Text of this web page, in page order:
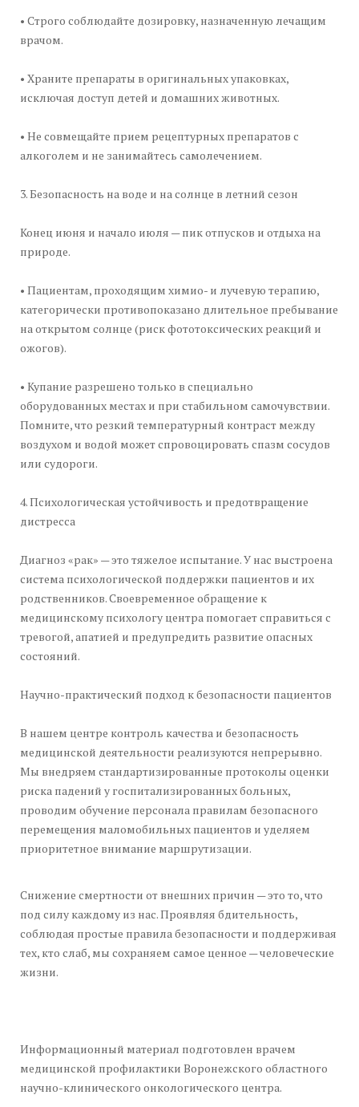
• Строго соблюдайте дозировку, назначенную лечащим
врачом.
• Храните препараты в оригинальных упаковках,
исключая доступ детей и домашних животных.
• Не совмещайте прием рецептурных препаратов с
алкоголем и не занимайтесь самолечением.
3. Безопасность на воде и на солнце в летний сезон
Конец июня и начало июля — пик отпусков и отдыха на
природе.
• Пациентам, проходящим химио- и лучевую терапию,
категорически противопоказано длительное пребывание
на открытом солнце (риск фототоксических реакций и
ожогов).
• Купание разрешено только в специально
оборудованных местах и при стабильном самочувствии.
Помните, что резкий температурный контраст между
воздухом и водой может спровоцировать спазм сосудов
или судороги.
4. Психологическая устойчивость и предотвращение
дистресса
Диагноз «рак» — это тяжелое испытание. У нас выстроена
система психологической поддержки пациентов и их
родственников. Своевременное обращение к
медицинскому психологу центра помогает справиться с
тревогой, апатией и предупредить развитие опасных
состояний.
Научно-практический подход к безопасности пациентов
В нашем центре контроль качества и безопасность
медицинской деятельности реализуются непрерывно.
Мы внедряем стандартизированные протоколы оценки
риска падений у госпитализированных больных,
проводим обучение персонала правилам безопасного
перемещения маломобильных пациентов и уделяем
приоритетное внимание маршрутизации.
Снижение смертности от внешних причин — это то, что
под силу каждому из нас. Проявляя бдительность,
соблюдая простые правила безопасности и поддерживая
тех, кто слаб, мы сохраняем самое ценное — человеческие
жизни.
Информационный материал подготовлен врачем
медицинской профилактики Воронежского областного
научно-клинического онкологического центра.